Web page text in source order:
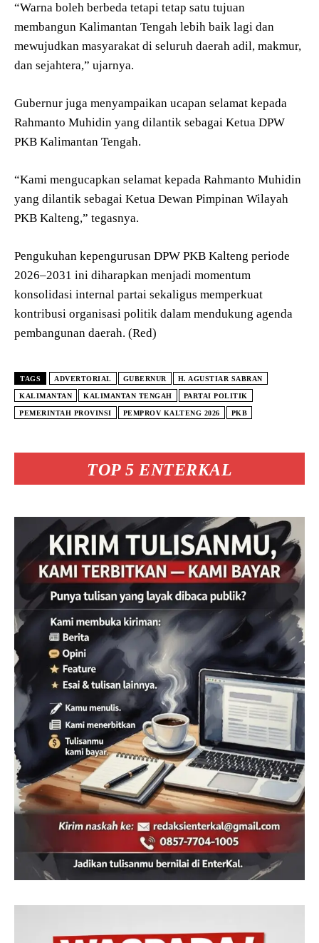
TOP 5 ENTERKAL
“Warna boleh berbeda tetapi tetap satu tujuan
membangun Kalimantan Tengah lebih baik lagi dan
mewujudkan masyarakat di seluruh daerah adil, makmur,
dan sejahtera,” ujarnya.
Gubernur juga menyampaikan ucapan selamat kepada
Rahmanto Muhidin yang dilantik sebagai Ketua DPW
PKB Kalimantan Tengah.
“Kami mengucapkan selamat kepada Rahmanto Muhidin
yang dilantik sebagai Ketua Dewan Pimpinan Wilayah
PKB Kalteng,” tegasnya.
Pengukuhan kepengurusan DPW PKB Kalteng periode
2026–2031 ini diharapkan menjadi momentum
konsolidasi internal partai sekaligus memperkuat
kontribusi organisasi politik dalam mendukung agenda
pembangunan daerah. (Red)
TAGS ADVERTORIAL GUBERNUR H. AGUSTIAR SABRAN
KALIMANTAN KALIMANTAN TENGAH PARTAI POLITIK
PEMERINTAH PROVINSI PEMPROV KALTENG 2026 PKB